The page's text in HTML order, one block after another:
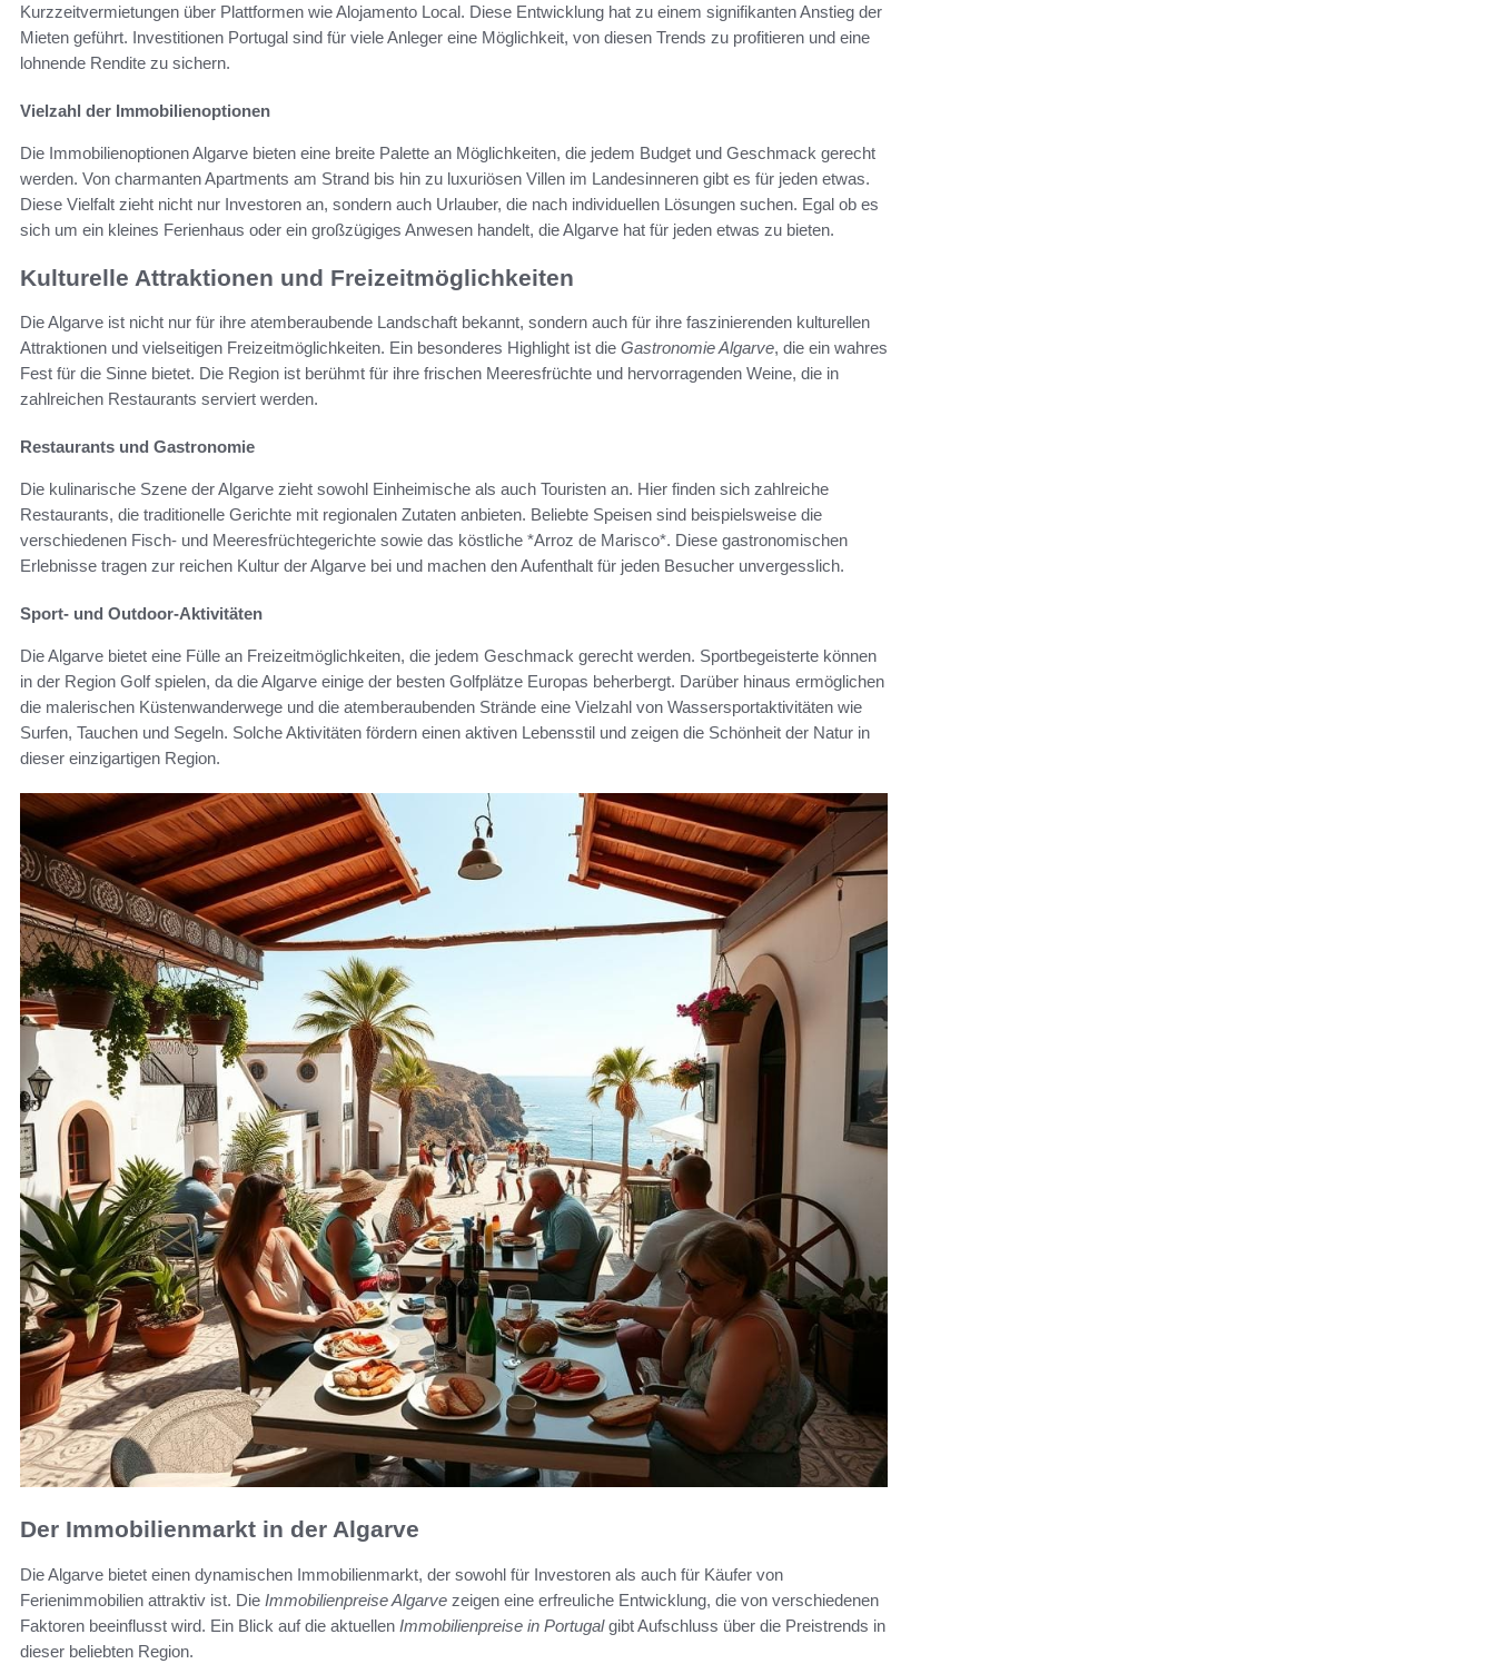
Kurzzeitvermietungen über Plattformen wie Alojamento Local. Diese Entwicklung hat zu einem signifikanten Anstieg der
Mieten geführt. Investitionen Portugal sind für viele Anleger eine Möglichkeit, von diesen Trends zu profitieren und eine
lohnende Rendite zu sichern.
Vielzahl der Immobilienoptionen
Die Immobilienoptionen Algarve bieten eine breite Palette an Möglichkeiten, die jedem Budget und Geschmack gerecht
werden. Von charmanten Apartments am Strand bis hin zu luxuriösen Villen im Landesinneren gibt es für jeden etwas.
Diese Vielfalt zieht nicht nur Investoren an, sondern auch Urlauber, die nach individuellen Lösungen suchen. Egal ob es
sich um ein kleines Ferienhaus oder ein großzügiges Anwesen handelt, die Algarve hat für jeden etwas zu bieten.
Kulturelle Attraktionen und Freizeitmöglichkeiten
Die Algarve ist nicht nur für ihre atemberaubende Landschaft bekannt, sondern auch für ihre faszinierenden kulturellen
Attraktionen und vielseitigen Freizeitmöglichkeiten. Ein besonderes Highlight ist die Gastronomie Algarve, die ein wahres
Fest für die Sinne bietet. Die Region ist berühmt für ihre frischen Meeresfrüchte und hervorragenden Weine, die in
zahlreichen Restaurants serviert werden.
Restaurants und Gastronomie
Die kulinarische Szene der Algarve zieht sowohl Einheimische als auch Touristen an. Hier finden sich zahlreiche
Restaurants, die traditionelle Gerichte mit regionalen Zutaten anbieten. Beliebte Speisen sind beispielsweise die
verschiedenen Fisch- und Meeresfrüchtegerichte sowie das köstliche *Arroz de Marisco*. Diese gastronomischen
Erlebnisse tragen zur reichen Kultur der Algarve bei und machen den Aufenthalt für jeden Besucher unvergesslich.
Sport- und Outdoor-Aktivitäten
Die Algarve bietet eine Fülle an Freizeitmöglichkeiten, die jedem Geschmack gerecht werden. Sportbegeisterte können
in der Region Golf spielen, da die Algarve einige der besten Golfplätze Europas beherbergt. Darüber hinaus ermöglichen
die malerischen Küstenwanderwege und die atemberaubenden Strände eine Vielzahl von Wassersportaktivitäten wie
Surfen, Tauchen und Segeln. Solche Aktivitäten fördern einen aktiven Lebensstil und zeigen die Schönheit der Natur in
dieser einzigartigen Region.
Der Immobilienmarkt in der Algarve
Die Algarve bietet einen dynamischen Immobilienmarkt, der sowohl für Investoren als auch für Käufer von
Ferienimmobilien attraktiv ist. Die Immobilienpreise Algarve zeigen eine erfreuliche Entwicklung, die von verschiedenen
Faktoren beeinflusst wird. Ein Blick auf die aktuellen Immobilienpreise in Portugalgibt Aufschluss über die Preistrends in
dieser beliebten Region.